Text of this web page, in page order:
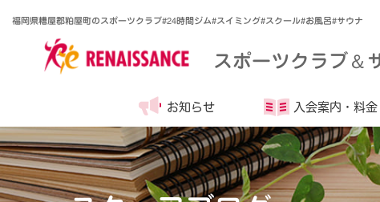
福岡県糟屋郡粕屋町のスポーツクラブ#24時間ジム#スイミング#スクール#お風呂#サウナ
スポーツクラブ＆
お知らせ 入会案内・ 料金